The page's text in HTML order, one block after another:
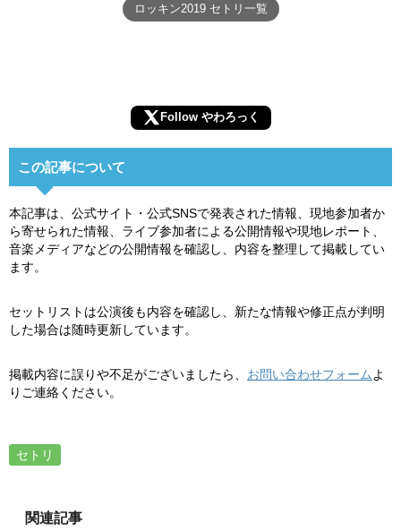
ロッキン2019 セトリ一覧
Follow やわろっく
この記事について
本記事は、公式サイト・公式SNSで発表された情報、現地参加者か
ら寄せられた情報、ライブ参加者による公開情報や現地レポート、
音楽メディアなどの公開情報を確認し、内容を整理して掲載してい
ます。
セットリストは公演後も内容を確認し、新たな情報や修正点が判明
した場合は随時更新しています。
掲載内容に誤りや不足がございましたら、 お問い合わせフォームよ
りご連絡ください。
セトリ
関連記事